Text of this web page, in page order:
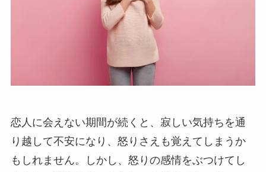
恋人に会えない期間が続くと、寂しい気持ちを通
り越して不安になり、怒りさえも覚えてしまうか
もしれません。しかし、怒りの感情をぶつけてし